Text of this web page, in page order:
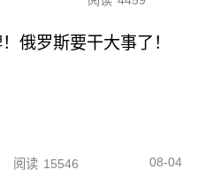
俄罗斯要干大事了！
阅读 15546 08-04